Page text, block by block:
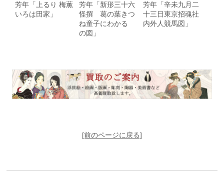
芳年「上るり 梅薫
いろは田家」
芳年「新形三十六
怪撰 葛の葉きつ
ね童子にわかるゝ
の図」
芳年「辛未九月二
十三日東京招魂社
内外人競馬図」
[前のページに戻る]